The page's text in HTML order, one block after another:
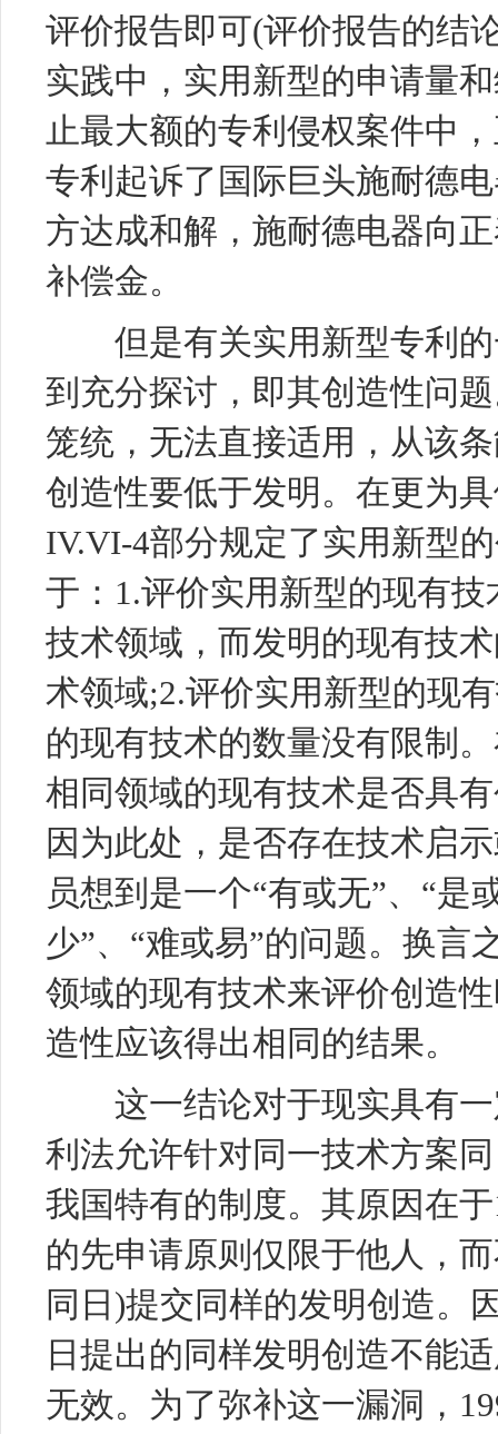
评价报告即可(评价报告的结
实践中，实用新型的申请量
止最大额的专利侵权案件中
专利起诉了国际巨头施耐德
方达成和解，施耐德电器向
补偿金。
但是有关实用新型专利的
到充分探讨，即其创造性问
笼统，无法直接适用，从该
创造性要低于发明。在更为
IV.VI-4部分规定了实用新型
于：1.评价实用新型的现有
技术领域，而发明的现有技
术领域;2.评价实用新型的现
的现有技术的数量没有限制
相同领域的现有技术是否具
因为此处，是否存在技术启
员想到是一个“有或无”、“是
少”、“难或易”的问题。换言
领域的现有技术来评价创造
造性应该得出相同的结果。
这一结论对于现实具有一
利法允许针对同一技术方案
我国特有的制度。其原因在
的先申请原则仅限于他人，
同日)提交同样的发明创造。
日提出的同样发明创造不能
无效。为了弥补这一漏洞，